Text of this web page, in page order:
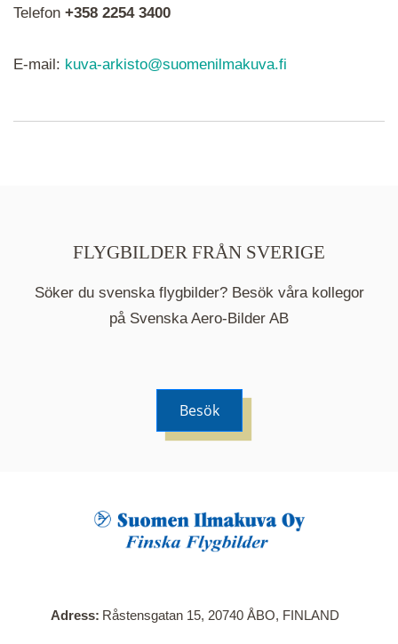
syns som nålar istället.
När du klickar på en serie så öppnas en ny flik.
Här visas en karta över bilder med kända
Telefon +358 2254 3400
E-mail: kuva-arkisto@suomenilmakuva.fi
FLYGBILDER FRÅN SVERIGE
Söker du svenska flygbilder? Besök våra kollegor
på Svenska Aero-Bilder AB
Besök
Adress Råstensgatan 15, 20740 ÅBO, FINLAND